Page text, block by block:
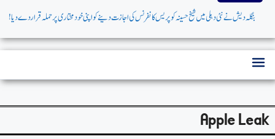
بنگلہ دیش نےنئی دہلی میں شیخ حسینہ کو پریس کانفرنس کی اجازت دینےکواپنی خودمختاری پرحملہ قراردےدیا!
Apple Leak